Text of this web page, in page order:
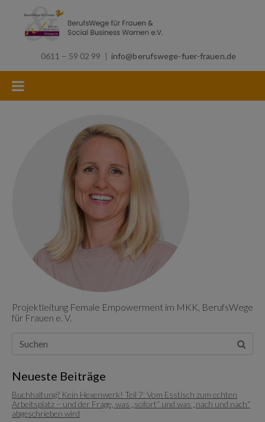
0611 – 59 02 99 | info@berufswege-fuer-frauen.de
Projektleitung Female Empowerment im MKK, BerufsWege
für Frauen e. V.
Neueste Beiträge
Buchhaltung? Kein Hexenwerk! Teil 7: Vom Esstisch zum echten
Arbeitsplatz – und der Frage, was „sofort“ und was „nach und nach“
abgeschrieben wird